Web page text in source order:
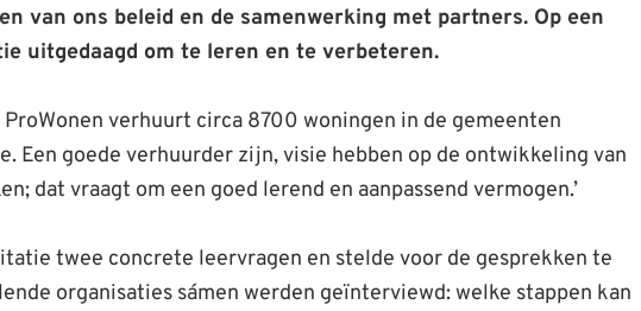
van ons beleid en de samenwerking met partners. Op een
uitgedaagd om te leren en te verbeteren.
ProWonen verhuurt circa 8700 woningen in de gemeenten
Een goede verhuurder zijn, visie hebben op de ontwikkeling van
dat vraagt om een goed lerend en aanpassend vermogen.’
twee concrete leervragen en stelde voor de gesprekken te
organisaties sámen werden geïnterviewd: welke stappen kan